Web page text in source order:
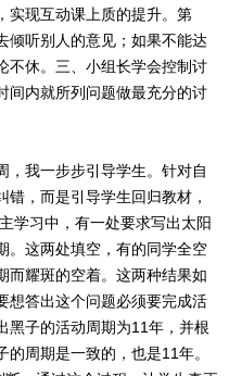
实现互动课上质的提升。第
倾听别人的意见；如果不能达
不休。三、小组长学会控制讨
间内就所列问题做最充分的讨
，我一步步引导学生。针对自
，而是引导学生回归教材，
学习中，有一处要求写出太阳
。这两处填空，有的同学全空
而耀斑的空着。这两种结果如
想答出这个问题必须要完成活
黑子的活动周期为11年，并根
周期是一致的，也是11年。